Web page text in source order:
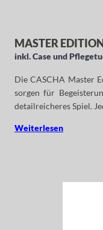
MASTER
inkl. Case und
Die CASCHA Master
sorgen für
detailreicheres Spiel.
Weiterlesen